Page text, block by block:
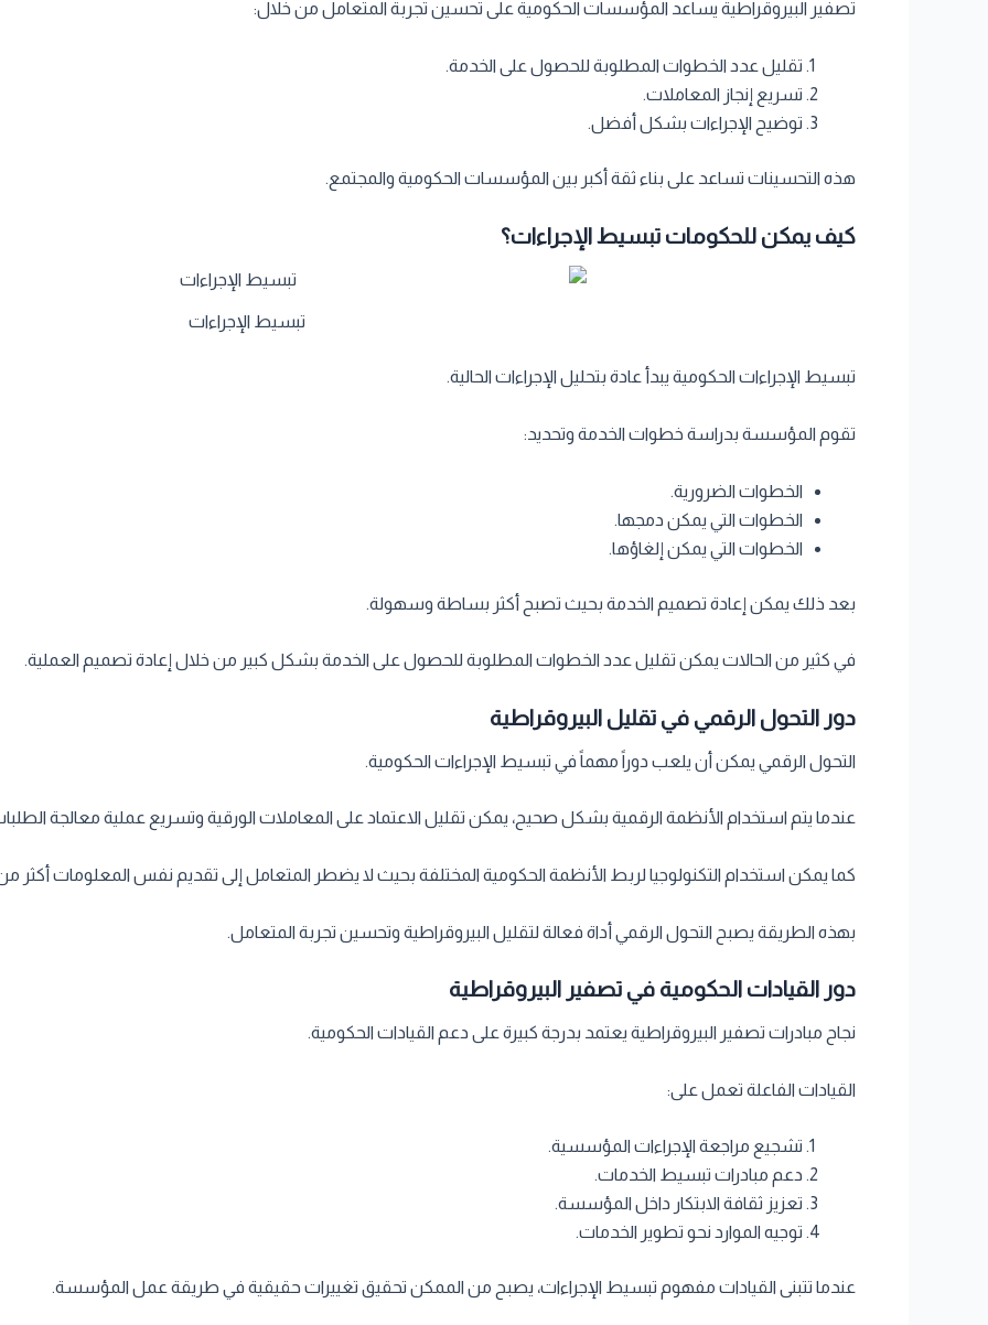
تصفير البيروقراطية يساعد المؤسسات الحكومية على تحسين تجربة المتعامل من خلال:
تقليل عدد الخطوات المطلوبة للحصول على الخدمة.
تسريع إنجاز المعاملات.
توضيح الإجراءات بشكل أفضل.
هذه التحسينات تساعد على بناء ثقة أكبر بين المؤسسات الحكومية والمجتمع.
كيف يمكن للحكومات تبسيط الإجراءات؟
تبسيط الإجراءات
تبسيط الإجراءات الحكومية يبدأ عادة بتحليل الإجراءات الحالية.
تقوم المؤسسة بدراسة خطوات الخدمة وتحديد:
الخطوات الضرورية.
الخطوات التي يمكن دمجها.
الخطوات التي يمكن إلغاؤها.
بعد ذلك يمكن إعادة تصميم الخدمة بحيث تصبح أكثر بساطة وسهولة.
في كثير من الحالات يمكن تقليل عدد الخطوات المطلوبة للحصول على الخدمة بشكل كبير من خلال إعادة تصميم العملية.
دور التحول الرقمي في تقليل البيروقراطية
التحول الرقمي يمكن أن يلعب دوراً مهماً في تبسيط الإجراءات الحكومية.
عندما يتم استخدام الأنظمة الرقمية بشكل صحيح، يمكن تقليل الاعتماد على المعاملات الورقية وتسريع عملية معالجة
كما يمكن استخدام التكنولوجيا لربط الأنظمة الحكومية المختلفة بحيث لا يضطر المتعامل إلى تقديم نفس المعلومات أكثر
بهذه الطريقة يصبح التحول الرقمي أداة فعالة لتقليل البيروقراطية وتحسين تجربة المتعامل.
دور القيادات الحكومية في تصفير البيروقراطية
نجاح مبادرات تصفير البيروقراطية يعتمد بدرجة كبيرة على دعم القيادات الحكومية.
القيادات الفاعلة تعمل على:
تشجيع مراجعة الإجراءات المؤسسية.
دعم مبادرات تبسيط الخدمات.
تعزيز ثقافة الابتكار داخل المؤسسة.
توجيه الموارد نحو تطوير الخدمات.
عندما تتبنى القيادات مفهوم تبسيط الإجراءات، يصبح من الممكن تحقيق تغييرات حقيقية في طريقة عمل المؤسسة.